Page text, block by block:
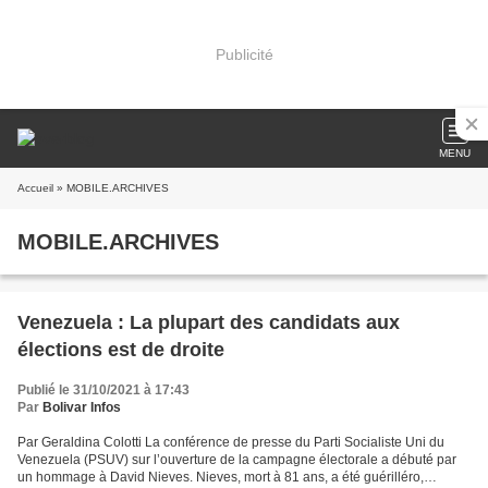
Publicité
MENU
Accueil » MOBILE.ARCHIVES
MOBILE.ARCHIVES
Venezuela : La plupart des candidats aux
élections est de droite
Publié le 31/10/2021 à 17:43
Par Bolivar Infos
Par Geraldina Colotti La conférence de presse du Parti Socialiste Uni du
Venezuela (PSUV) sur l’ouverture de la campagne électorale a débuté par
un hommage à David Nieves. Nieves, mort à 81 ans, a été guérilléro,